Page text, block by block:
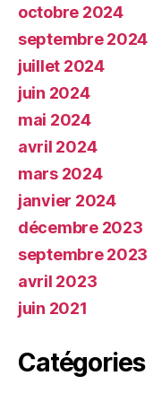
octobre 2024
septembre 2024
juillet 2024
juin 2024
mai 2024
avril 2024
mars 2024
janvier 2024
décembre 2023
septembre 2023
avril 2023
juin 2021
Catégories